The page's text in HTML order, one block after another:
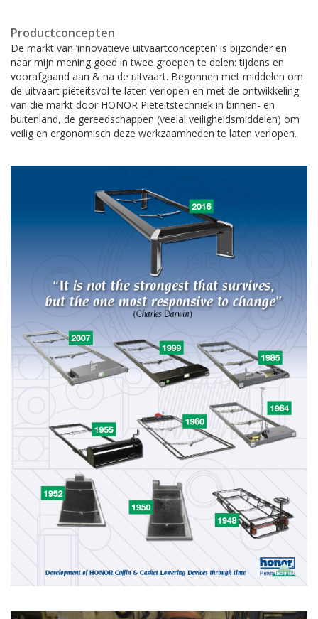
Productconcepten
De markt van ‘innovatieve uitvaartconcepten’ is bijzonder en
naar mijn mening goed in twee groepen te delen: tijdens en
voorafgaand aan & na de uitvaart. Begonnen met middelen om
de uitvaart piëteitsvol te laten verlopen en met de ontwikkeling
van die markt door HONOR Piëteitstechniek in binnen- en
buitenland, de gereedschappen (veelal veiligheidsmiddelen) om
veilig en ergonomisch deze werkzaamheden te laten verlopen.